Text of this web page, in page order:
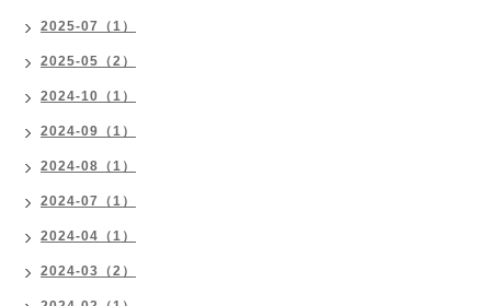
2025-07（1）
2025-05（2）
2024-10（1）
2024-09（1）
2024-08（1）
2024-07（1）
2024-04（1）
2024-03（2）